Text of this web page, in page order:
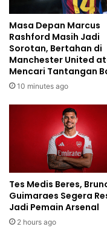
Masa Depan Marcus
Rashford Masih Jadi
Sorotan, Bertahan di
Manchester United
Mencari Tantangan
10 minutes ago
Tes Medis Beres,
Guimaraes Segera
Jadi Pemain Arsenal
2 hours ago